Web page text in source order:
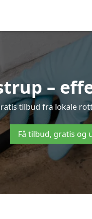
–
tilbud fra lokale
Få tilbud, gratis og